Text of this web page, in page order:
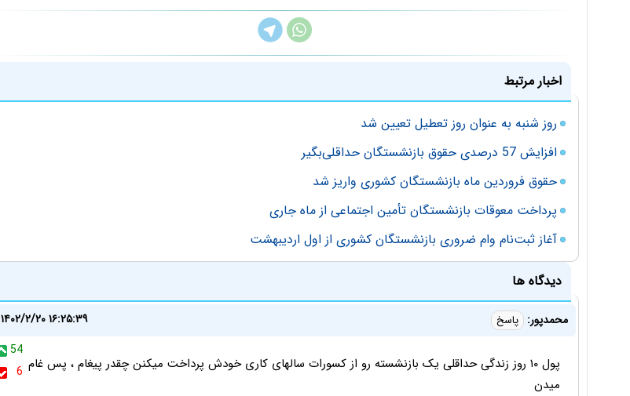
اخبار مرتبط
روز شنبه به‌ عنوان روز تعطیل تعیین شد
افزایش 57 درصدی حقوق بازنشستگان حداقلی‌بگیر
حقوق فروردین ماه بازنشستگان کشوری واریز شد
پرداخت معوقات بازنشستگان تأمین‌ اجتماعی از ماه جاری
آغاز ثبت‌نام وام ضروری بازنشستگان کشوری از اول اردیبهشت
دیدگاه ها
محمدپور: پاسخ
۱۴۰۲/۲/۲۰ ۱۶:۲۵:۳۹
54
6 پول ۱۰ روز زندگی حداقلی یک بازنشسته رو از کسورات سالهای کاری خودش پرداخت میکنن چقدر پیغام ، پس غام
میدن